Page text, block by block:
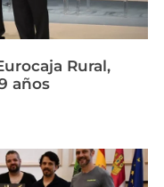
Rural,
años